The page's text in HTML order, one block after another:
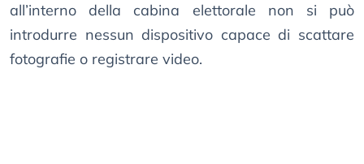
all’interno della cabina elettorale non si può
introdurre nessun dispositivo capace di scattare
fotografie o registrare video.